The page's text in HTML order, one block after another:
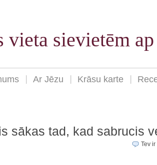
vieta sievietēm
Ar Jēzu Krāsu karte
sākas tad, kad sabrucis
Tev ir